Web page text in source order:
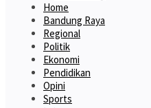
Home
Bandung Raya
Regional
Politik
Ekonomi
Pendidikan
Opini
Sports